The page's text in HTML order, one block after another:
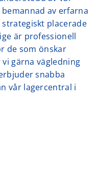
av erfarna
placerade
är professionell
de som önskar
gärna vägledning
snabba
vår lagercentral i